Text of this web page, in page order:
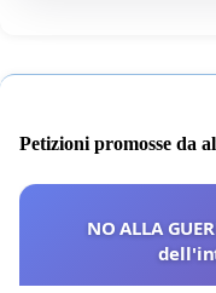
Petizioni promosse da
NO ALLA